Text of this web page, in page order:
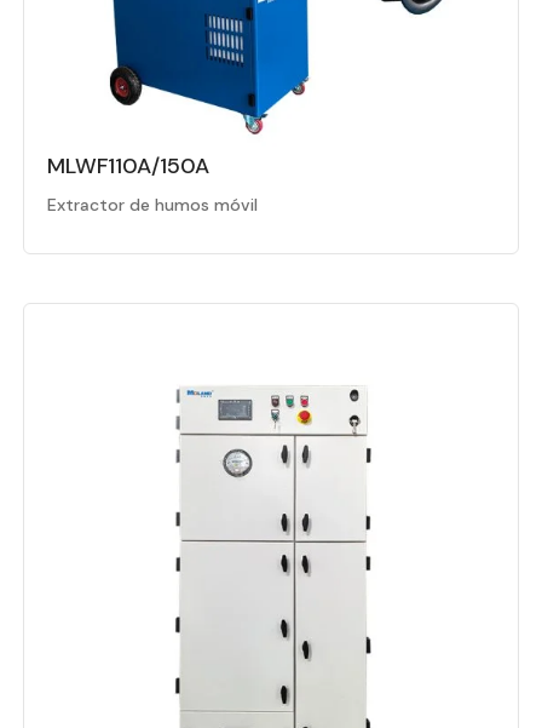
MLWF110A/150A
Extractor de humos móvil